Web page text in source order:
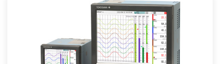
Поддержка FDA 21 CFR Часть 11 и AMS2750E